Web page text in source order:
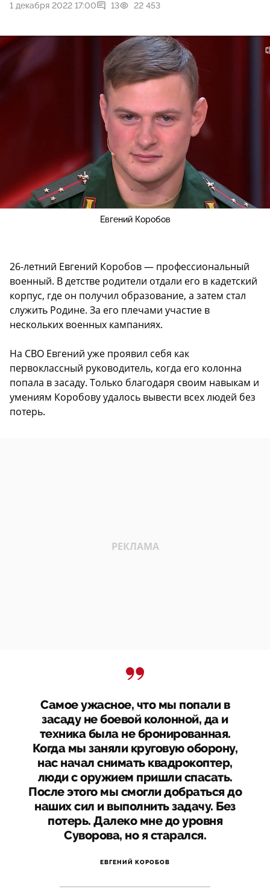
1 декабря 2022 17:00 13 22 453
Евгений Коробов
26-летний Евгений Коробов — профессиональный
военный. В детстве родители отдали его в кадетский
корпус, где он получил образование, а затем стал
служить Родине. За его плечами участие в
нескольких военных кампаниях.
На СВО Евгений уже проявил себя как
первоклассный руководитель, когда его колонна
попала в засаду. Только благодаря своим навыкам и
умениям Коробову удалось вывести всех людей без
потерь.
Самое ужасное, что мы попали в
засаду не боевой колонной, да и
техника была не бронированная.
Когда мы заняли круговую оборону,
нас начал снимать квадрокоптер,
люди с оружием пришли спасать.
После этого мы смогли добраться до
наших сил и выполнить задачу. Без
потерь. Далеко мне до уровня
Суворова, но я старался.
ЕВГЕНИЙ КОРОБОВ